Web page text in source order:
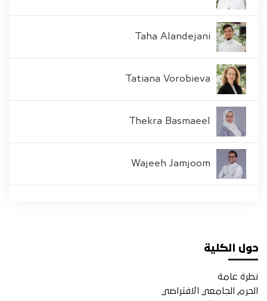
Taha Alandejani
Tatiana Vorobieva
Thekra Basmaeel
Wajeeh Jamjoom
حول الكلية
نظرة عامة
الحرم الجامعي الافتراضي